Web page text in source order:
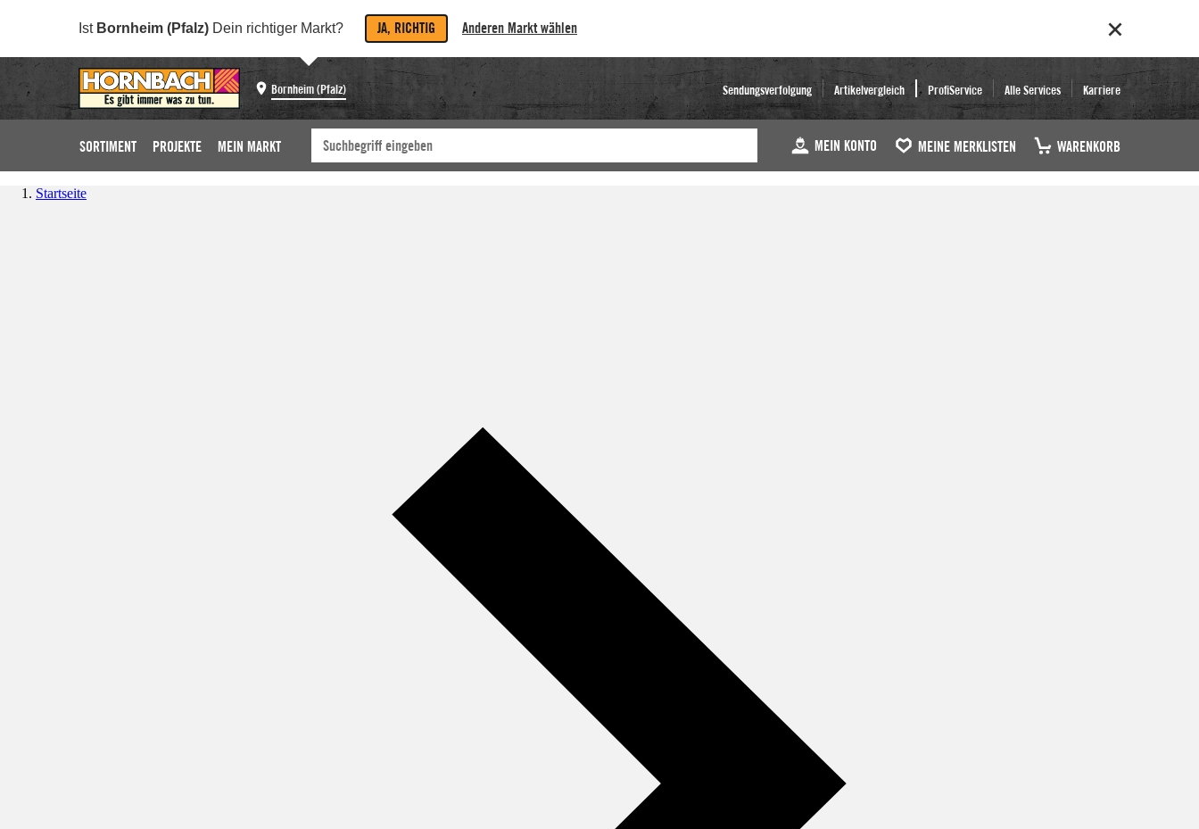
Ist Bornheim (Pfalz) Dein richtiger Markt? JA, RICHTIG Anderen Markt wählen
Bornheim (Pfalz) Sendungsverfolgung Artikelvergleich ProfiService Alle Services Karriere
SORTIMENT PROJEKTE MEIN MARKT MEIN KONTO MEINE MERKLISTEN WARENKORB
Startseite